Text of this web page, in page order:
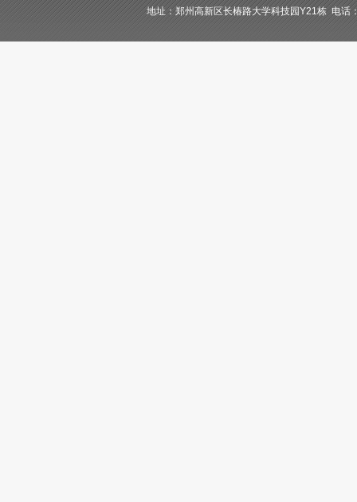
地址：郑州高新区长椿路大学科技园Y21栋 电